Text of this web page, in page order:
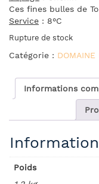
Ces fines bulles de
Service : 8°C
Rupture de stock
Catégorie : DOMAINE
Informations
Poids